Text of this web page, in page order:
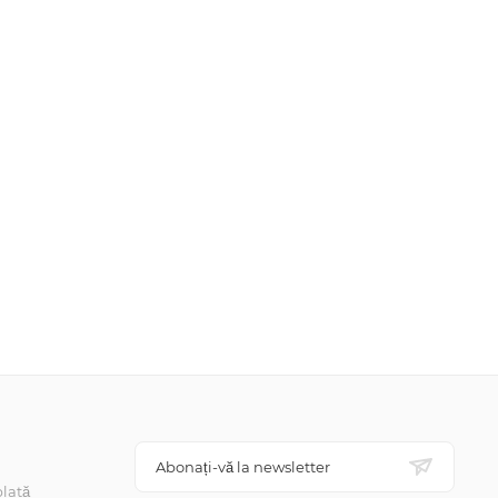
Abonați-vă la newsletter